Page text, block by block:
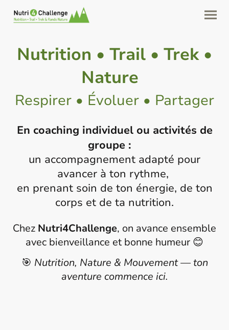
Nutrition • Trail • Trek •
Nature
Respirer • Évoluer • Partager
En coaching individuel ou activités de
groupe :
un accompagnement adapté pour
avancer à ton rythme,
en prenant soin de ton énergie, de ton
corps et de ta nutrition.
Chez Nutri4Challenge, on avance ensemble
avec bienveillance et bonne humeur 😊
🎯 Nutrition, Nature & Mouvement — ton
aventure commence ici.